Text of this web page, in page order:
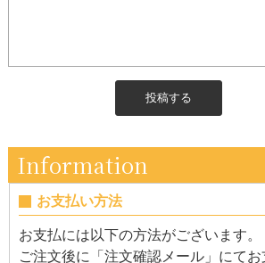
Information
お支払い方法
お支払には以下の方法がございます。
ご注文後に「注文確認メール」にて